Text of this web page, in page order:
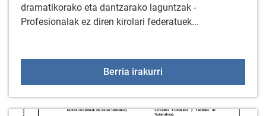
dramatikorako eta dantzarako laguntzak -
Profesionalak ez diren kirolari federatuek...
Berria irakurri